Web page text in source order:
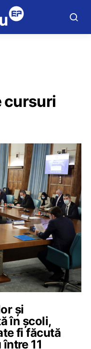
cursuri
și
în școli,
fi făcută
11